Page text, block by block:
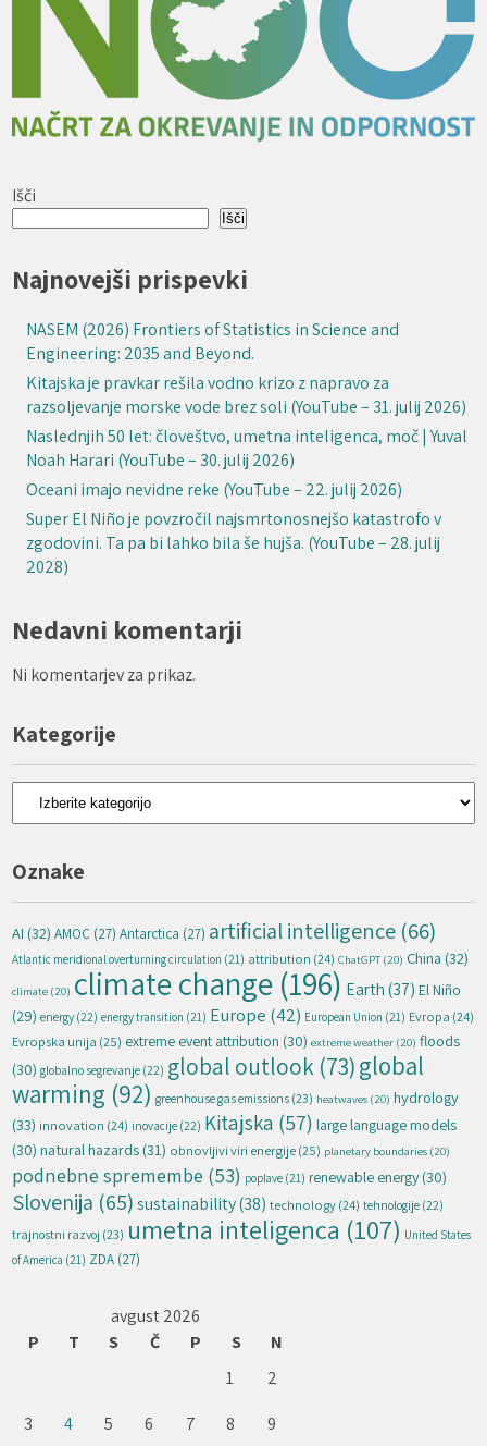
Išči
Išči
Najnovejši prispevki
NASEM (2026) Frontiers of Statistics in Science and
Engineering: 2035 and Beyond.
Kitajska je pravkar rešila vodno krizo z napravo za
razsoljevanje morske vode brez soli (YouTube – 31. julij 2026)
Naslednjih 50 let: človeštvo, umetna inteligenca, moč | Yuval
Noah Harari (YouTube – 30. julij 2026)
Oceani imajo nevidne reke (YouTube – 22. julij 2026)
Super El Niño je povzročil najsmrtonosnejšo katastrofo v
zgodovini. Ta pa bi lahko bila še hujša. (YouTube – 28. julij
2028)
Nedavni komentarji
Ni komentarjev za prikaz.
Kategorije
Kategorije
Oznake
AI (32) AMOC (27) Antarctica (27) artificial intelligence (66)
Atlantic meridional overturning circulation (21) attribution (24) ChatGPT (20) China (32)
climate (20) climate change (196) Earth (37) El Niño
(29) energy (22) energy transition (21) Europe (42) European Union (21) Evropa (24)
Evropska unija (25) extreme event attribution (30) extreme weather (20) floods
(30) globalno segrevanje (22) global outlook (73)global
warming (92) greenhouse gas emissions (23) heatwaves (20) hydrology
(33) innovation (24) inovacije (22) Kitajska (57) large language models
(30) natural hazards (31) obnovljivi viri energije(25) planetary boundaries (20)
podnebne spremembe (53) poplave (21) renewable energy (30)
Slovenija (65) sustainability(38) technology(24) tehnologije (22)
trajnostni razvoj (23) umetna inteligenca (107) United States
of America (21) ZDA (27)
avgust 2026
P
T S Č P S
N
1
2
3
4 5 6 7 8 9